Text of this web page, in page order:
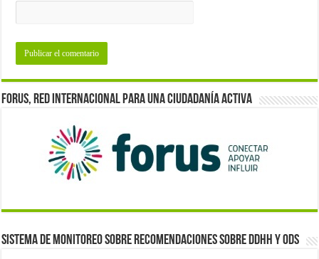
Forus, red internacional para una ciudadanía activa
Sistema de monitoreo sobre recomendaciones sobre DDHH y ODS